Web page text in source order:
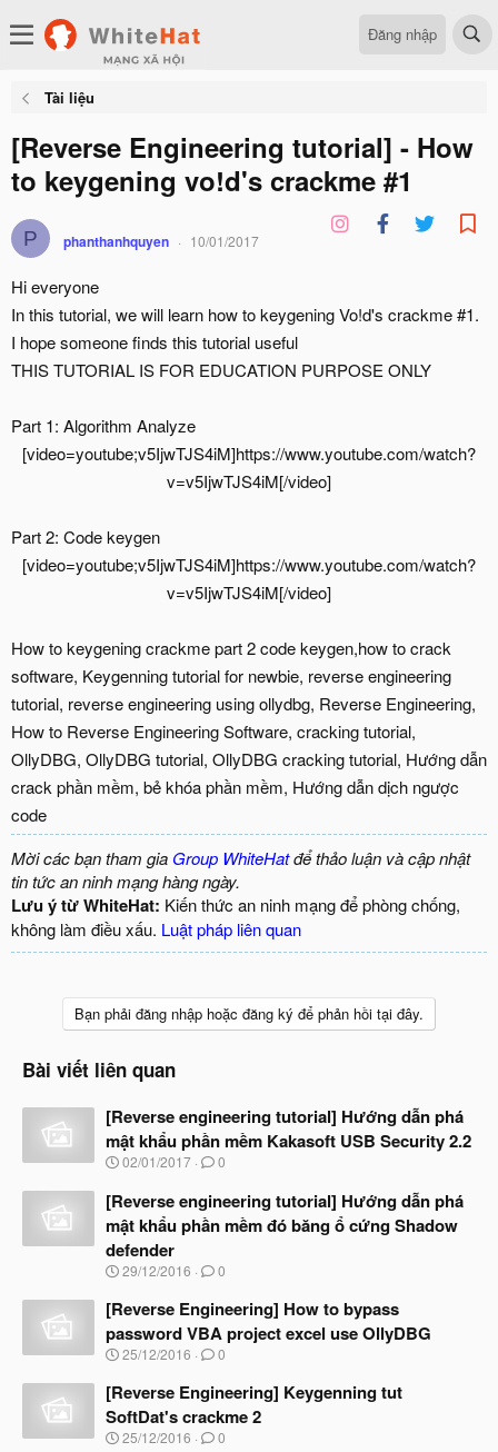
Đăng nhập
Tài liệu
[Reverse Engineering tutorial] - How
to keygening vo!d's crackme #1
P phanthanhquyen 10/01/2017
Hi everyone
In this tutorial, we will learn how to keygening Vo!d's crackme #1.
I hope someone finds this tutorial useful
THIS TUTORIAL IS FOR EDUCATION PURPOSE ONLY
Part 1: Algorithm Analyze
[video=youtube;v5IjwTJS4iM]https://www.youtube.com/watch?
v=v5IjwTJS4iM[/video]​
Part 2: Code keygen
[video=youtube;v5IjwTJS4iM]https://www.youtube.com/watch?
v=v5IjwTJS4iM[/video]​
How to keygening crackme part 2 code keygen,how to crack
software, Keygenning tutorial for newbie, reverse engineering
tutorial, reverse engineering using ollydbg, Reverse Engineering,
How to Reverse Engineering Software, cracking tutorial,
OllyDBG, OllyDBG tutorial, OllyDBG cracking tutorial, Hướng dẫn
crack phần mềm, bẻ khóa phần mềm, Hướng dẫn dịch ngược
code
Mời các bạn tham gia Group WhiteHatđể thảo luận và cập nhật
tin tức an ninh mạng hàng ngày.
Lưu ý từ WhiteHat: Kiến thức an ninh mạng để phòng chống,
không làm điều xấu. Luật pháp liên quan
Bạn phải đăng nhập hoặc đăng ký để phản hồi tại đây.
Bài viết liên quan
[Reverse engineering tutorial] Hướng dẫn phá
mật khẩu phần mềm Kakasoft USB Security 2.2
N
à
y
b
ắ
t
ầ
u
02/01/2017 0
[Reverse engineering tutorial] Hướng dẫn phá
mật khẩu phần mềm đó băng ổ cứng Shadow
defender
N
à
b
ắ
đ
ầ
u
29/12/2016 0
[Reverse Engineering] How to bypass
password VBA project excel use OllyDBG
N
à
b
ắ
25/12/2016 0
[Reverse Engineering] Keygenning tut
SoftDat's crackme 2
N
25/12/2016 0